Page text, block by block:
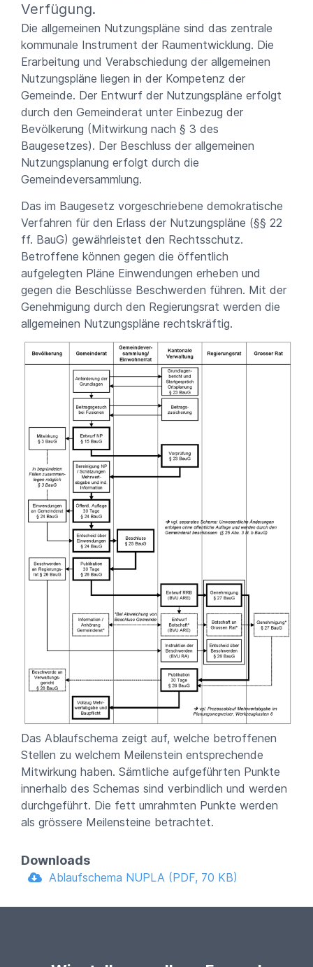
Verfügung.
Die allgemeinen Nutzungspläne sind das zentrale
kommunale Instrument der Raumentwicklung. Die
Erarbeitung und Verabschiedung der allgemeinen
Nutzungspläne liegen in der Kompetenz der
Gemeinde. Der Entwurf der Nutzungspläne erfolgt
durch den Gemeinderat unter Einbezug der
Bevölkerung (Mitwirkung nach § 3 des
Baugesetzes). Der Beschluss der allgemeinen
Nutzungsplanung erfolgt durch die
Gemeindeversammlung.
Das im Baugesetz vorgeschriebene demokratische
Verfahren für den Erlass der Nutzungspläne (§§ 22
ff. BauG) gewährleistet den Rechtsschutz.
Betroffene können gegen die öffentlich
aufgelegten Pläne Einwendungen erheben und
gegen die Beschlüsse Beschwerden führen. Mit der
Genehmigung durch den Regierungsrat werden die
allgemeinen Nutzungspläne rechtskräftig.
Das Ablaufschema zeigt auf, welche betroffenen
Stellen zu welchem Meilenstein entsprechende
Mitwirkung haben. Sämtliche aufgeführten Punkte
innerhalb des Schemas sind verbindlich und werden
durchgeführt. Die fett umrahmten Punkte werden
als grössere Meilensteine betrachtet.
Downloads
Ablaufschema NUPLA (PDF, 70 KB)